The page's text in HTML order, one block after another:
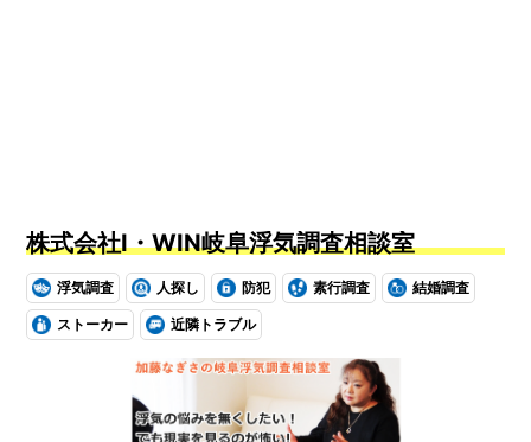
株式会社I・WIN岐阜浮気調査相談室
浮気調査 人探し 防犯 素行調査 結婚調査
ストーカー 近隣トラブル